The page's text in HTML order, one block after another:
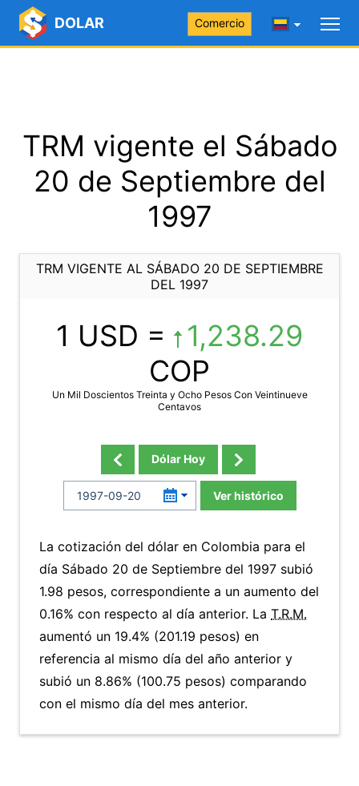
DOLAR Comercio
TRM vigente el Sábado
20 de Septiembre del
1997
TRM VIGENTE AL SÁBADO 20 DE SEPTIEMBRE
DEL 1997
1 USD =
1,238.29
COP
Un Mil Doscientos Treinta y Ocho Pesos Con Veintinueve
Centavos
Dólar Hoy
Ver histórico
La cotización del dólar en Colombia para el
día Sábado 20 de Septiembre del 1997 subió
1.98 pesos, correspondiente a un aumento del
0.16% con respecto al día anterior. La T.R.M.
aumentó un 19.4% (201.19 pesos) en
referencia al mismo día del año anterior y
subió un 8.86% (100.75 pesos) comparando
con el mismo día del mes anterior.